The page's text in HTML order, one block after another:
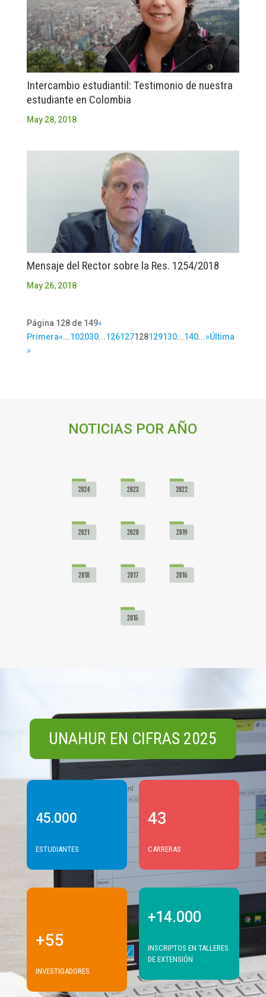
Intercambio estudiantil: Testimonio de nuestra
estudiante en Colombia
May 28, 2018
Mensaje del Rector sobre la Res. 1254/2018
May 26, 2018
Página 128 de 149«
Primera«...102030...126127128129130...140...»Última
»
NOTICIAS POR AÑO
UNAHUR EN CIFRAS 2025
45.000
ESTUDIANTES
+55
INVESTIGADORES
43
CARRERAS
+14.000
INSCRIPTOS EN TALLERES
DE EXTENSIÓN